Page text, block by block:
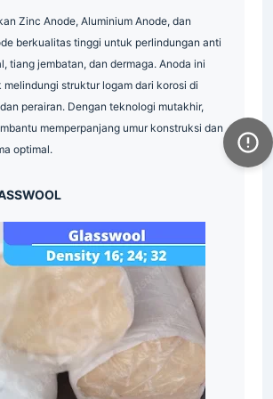
Grating Galvanis Indonesia
Industri
Indonesia
Industrial Indonesia
Indonesia
Material
Industri
Supplier
Zinc Anode, Aluminium Anode, dan
berkualitas tinggi untuk perlindungan anti
tiang jembatan, dan dermaga. Anoda ini
struktur logam dari korosi di
perairan. Dengan teknologi mutakhir,
memperpanjang umur konstruksi dan
optimal.